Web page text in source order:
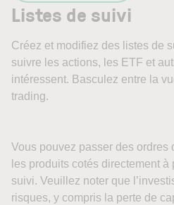
Listes de suivi
Créez et modifiez des listes de
suivre les actions, les ETF et
intéressent. Basculez entre la
trading.
Vous pouvez passer des ordres
les produits cotés directement
suivi. Veuillez noter que
risques, y compris la perte de